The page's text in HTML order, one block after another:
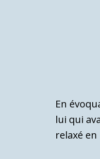
En
lui qui
relaxé